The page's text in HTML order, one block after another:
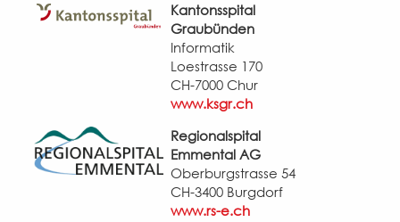
Kantonsspital
Graubünden
Informatik
Loestrasse 170
CH-7000 Chur
www.ksgr.ch
Regionalspital
Emmental AG
Oberburgstrasse 54
CH-3400 Burgdorf
www.rs-e.ch